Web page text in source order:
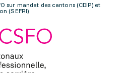
sur mandat des cantons (CDIP) et
(SEFRI)